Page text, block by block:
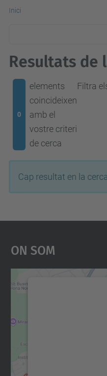
Inici
Resultats de
0
elements
coincideixen
amb el
vostre criteri
de cerca
Filtra
Cap resultat en la cerca.
On Som